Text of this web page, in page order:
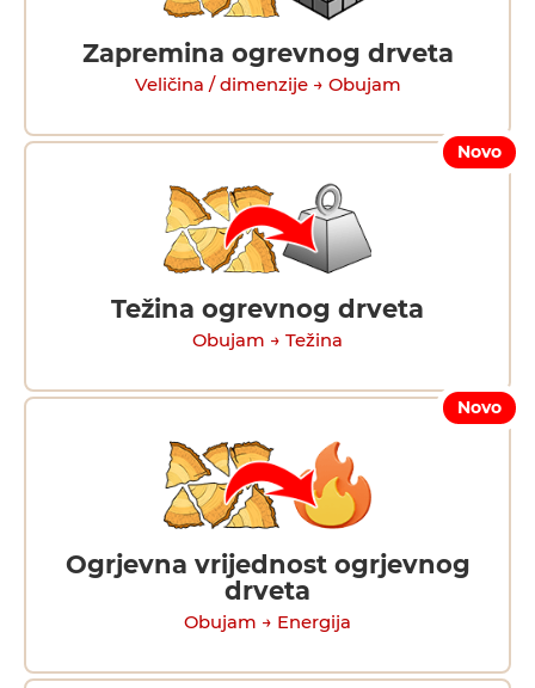
Zapremina ogrevnog drveta
Veličina / dimenzije → Obujam
Novo
Težina ogrevnog drveta
Obujam → Težina
Novo
Ogrjevna vrijednost ogrjevnog
drveta
Obujam → Energija